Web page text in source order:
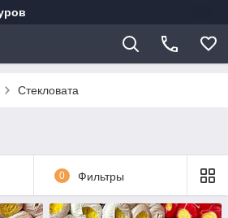
Стекловата
0 Фильтры